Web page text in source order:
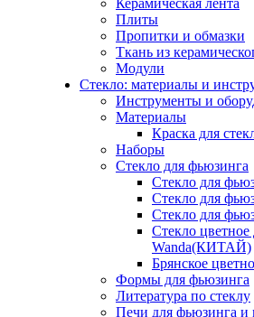
Керамическая лента
Плиты
Пропитки и обмазки
Ткань из
Модули
Стекло: материалы и
Инструменты и
Материалы
Краска для
Наборы
Стекло для фьюзинга
Стекло для
Стекло для
Стекло для
Стекло
Wanda(КИТАЙ)
Брянское
Формы для фьюзинга
Литература по стеклу
Печи для фьюзинга и